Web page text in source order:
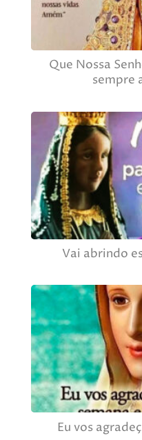
Que Nossa
sempre
Vai abrindo
Eu vos